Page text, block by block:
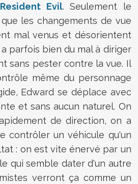
Resident Evil. Seulement le
les changements de vue
mal venus et désorientent
parfois bien du mal à diriger
sans pester contre la vue. Il
même du personnage
Edward se déplace avec
et sans aucun naturel. On
de direction, on a
contrôler un véhicule qu'un
: on est vite énervé par un
qui semble dater d'un autre
verront ça comme un